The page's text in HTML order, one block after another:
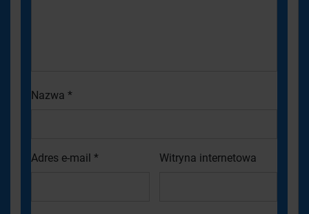
Nazwa *
Adres e-mail * Witryna internetowa